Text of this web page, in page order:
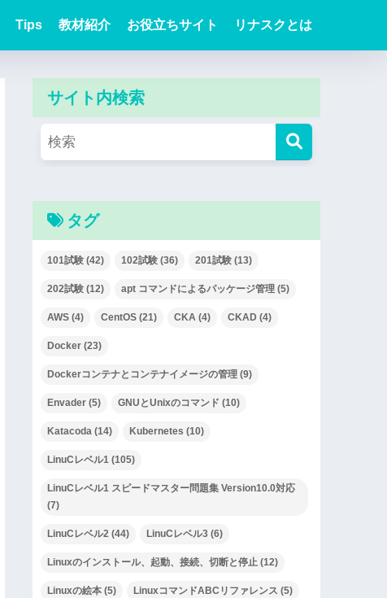
Tips 教材紹介 お役立ちサイト リナスクとは
サイト内検索
タグ
101試験 (42) 102試験 (36) 201試験 (13)
202試験 (12) apt コマンドによるパッケージ管理 (5)
AWS (4) CentOS (21) CKA (4) CKAD (4)
Docker (23)
Dockerコンテナとコンテナイメージの管理 (9)
Envader (5) GNUとUnixのコマンド (10)
Katacoda (14) Kubernetes (10)
LinuCレベル1 (105)
LinuCレベル1 スピードマスター問題集 Version10.0対応
(7)
LinuCレベル2 (44) LinuCレベル3 (6)
Linuxのインストール、起動、接続、切断と停止 (12)
Linuxの絵本 (5) LinuxコマンドABCリファレンス (5)